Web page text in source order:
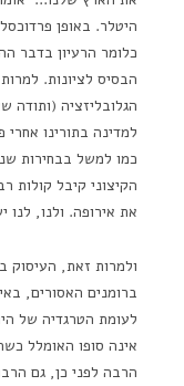
היטלר. באופן
כלומר הרעיון בדבר
הבסיס לציונות.
הגלובליזציה (ותודה
למדינה בתורינו
כמו למשל בבחירות
הקיצוני קיבל קולות
את אירופה. ולנו,
ולמרות זאת, העיסוק
ברומנים האסורים,
לעומת הטרגדיה של
אינה סופו האומלל
הרבה לפני כן, גם